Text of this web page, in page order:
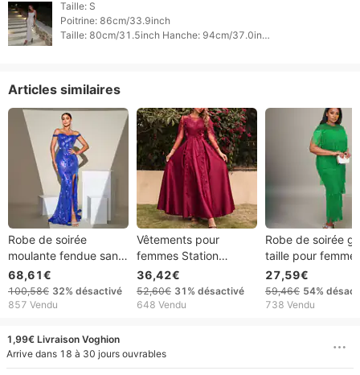
Taille: S
Poitrine: 86cm/33.9inch
Taille: 80cm/31.5inch Hanche: 94cm/37.0inch
Articles similaires
Robe de soirée
moulante fendue sans
manches, élégante et
haut de gamme, à
paillettes, épaules
femmes
68,61€
100,58€ 32% désactivé
857 Vendu
Vêtements pour
femmes Station
indépendante dentelle
balançoire Sexy jupe
longue traînant
36,42€
52,60€ 31% désactivé
648 Vendu
Robe de soirée
taille pour femme
Robe de soirée
transparente
sur le côté
27,59€
59,46€ 54%
738 Vendu
1,99€ Livraison Voghion
Arrive dans 18 à 30 jours ouvrables